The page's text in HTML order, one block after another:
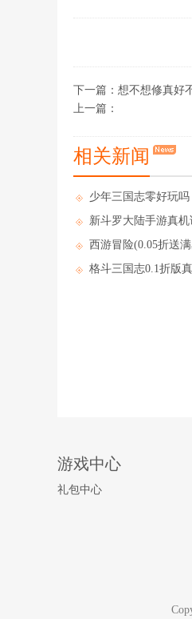
下一篇： 想不想修真好
上一篇：
相关新闻
少年三国志零好玩
视频+游戏评测
新斗罗大陆手游真机
西游冒险(0.05折送
格斗三国志0.1折版
游戏中心
礼包中心